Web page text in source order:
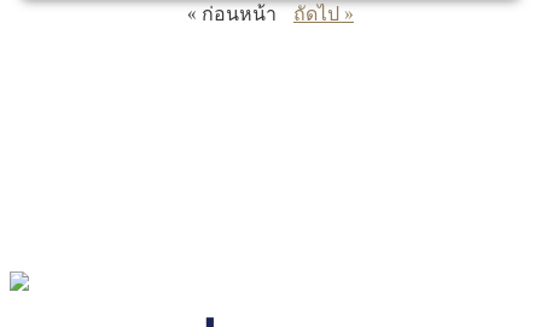
« ก่อนหน้า
ถัดไป »